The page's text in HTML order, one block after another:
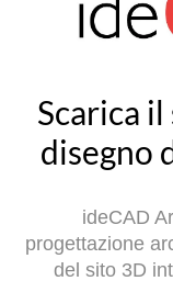
Scarica
disegno
ideCAD
progettazione
del sito 3D